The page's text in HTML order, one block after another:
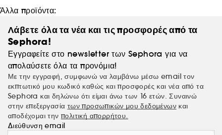
Άλλα προϊόντα:
Λάβετε όλα τα νέα και τις προσφορές από τα
Sephora!
Εγγραφείτε στο newsletter των Sephora για να
απολαύσετε όλα τα προνόμια!
Με την εγγραφή, συμφωνώ να λαμβάνω μέσω email τον
εκπτωτικό μου κωδικό καθώς και προσφορές και νέα από τα
Sephora και δηλώνω ότι είμαι άνω των 16 ετών. Συναινώ
στην επεξεργασία των προσωπικών μου δεδομένων και
αποδέχομαι την πολιτική απορρήτου.
Διεύθυνση email